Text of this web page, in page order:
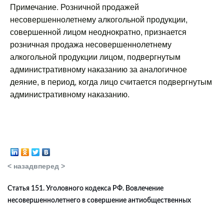
Примечание. Розничной продажей
несовершеннолетнему алкогольной продукции,
совершенной лицом неоднократно, признается
розничная продажа несовершеннолетнему
алкогольной продукции лицом, подвергнутым
административному наказанию за аналогичное
деяние, в период, когда лицо считается подвергнутым
административному наказанию.
< назадвперед >
Статья 151. Уголовного кодекса РФ. Вовлечение
несовершеннолетнего в совершение антиобщественных